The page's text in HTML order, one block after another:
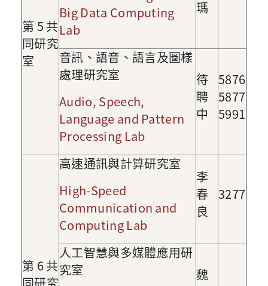
第 5 共
同研究
室
Big Data Computing
Lab
瑪
音訊、語音、語言及圖樣
處理研究室
Audio, Speech,
Language and Pattern
Processing Lab
待
聘
中
5876
5877
5991
第 6共
高速通訊與計算研究室
High-Speed
Communication and
Computing Lab
李
春
良
3277
人工智慧與多媒體應用研
究室
魏